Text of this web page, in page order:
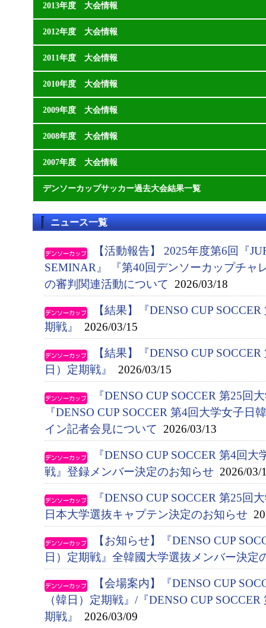
2013年度 大会情報
2012年度 大会情報
2011年度 大会情報
2010年度 大会情報
2009年度 大会情報
2008年度 大会情報
2007年度 大会情報
デンソーカップサッカー過去大会結果一覧
ニュース一覧
【活動報告】 2025年度第6回『
SEMINAR』 『第40回デンソーカップチャ
の審判関連活動について 2026/03/18
【結果】『DENSO CUP
期戦』
2026/03/15
【結果】『DENSO CUP
日）定期戦』
2026/03/15
『DENSO CUP SOCCER 第25回
『DENSO CUP SOCCER 第4回大学女子日
イン記者会見について 2026/03/13
『DENSO CUP SOCCER 第4回
戦』登録メンバー決定のお知らせ 2026/03/
『DENSO CUP SOCCER 第25回
日本大学選抜キャプテン決定のお知らせ
【お知らせ】『DENSO CUP
日）定期戦』全韓國大学選抜メンバー決定
【会場案内】『DENSO CUP
（韓日）定期戦』/『DENSO CUP
期戦』
2026/03/09